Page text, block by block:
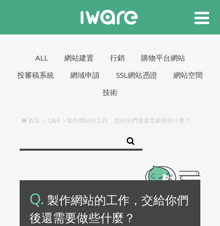
ALL 網站建置 行銷
購物平台網站
投審稿系統
網域申請 SSL網站憑證
網站空間
技術
首頁 Q&A 製作網站的工作，交給你們後還需要做些什麼？
Q. 製作網站的工作，交給你們
後還需要做些什麼？